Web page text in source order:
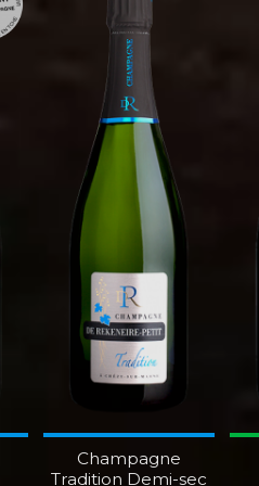
Champagne
Tradition Demi-sec